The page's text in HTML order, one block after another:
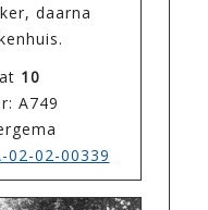
daarna
10
A749
02-02-00339